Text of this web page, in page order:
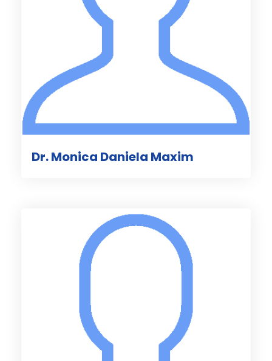
Dr. Monica Daniela Maxim